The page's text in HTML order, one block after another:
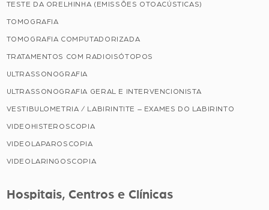
TESTE DA ORELHINHA (EMISSÕES OTOACÚSTICAS)
TOMOGRAFIA
TOMOGRAFIA COMPUTADORIZADA
TRATAMENTOS COM RADIOISÓTOPOS
ULTRASSONOGRAFIA
ULTRASSONOGRAFIA GERAL E INTERVENCIONISTA
VESTIBULOMETRIA / LABIRINTITE – EXAMES DO LABIRINTO
VIDEOHISTEROSCOPIA
VIDEOLAPAROSCOPIA
VIDEOLARINGOSCOPIA
Hospitais, Centros e Clínicas